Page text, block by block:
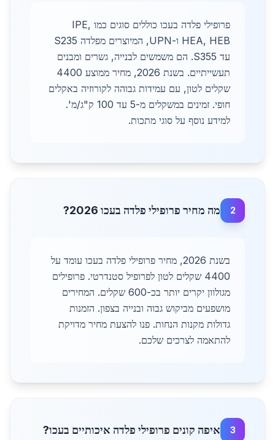
פרופילי פלדה בעכו כוללים סוגים כמו IPE,
HEA, HEB ו-UPN, המיוצרים מפלדה S235
עד S355. הם משמשים לבנייה, גשרים ומבנים
תעשייתיים. בשנת 2026, מחיר ממוצע 4400
שקלים לטון, עם עמידות גבוהה לקורוזיה באקלים
חופי. זמינים במשקלים מ-5 עד 100 ק"ג/מ'.
למידע נוסף על סוגי מתכות.
2 מה מחיר פרופילי פלדה בעכו 2026?
בשנת 2026, מחיר פרופילי פלדה בעכו עומד על
4400 שקלים לטון לפרופיל סטנדרטי. פרופילים
מגולוון יקרים יותר בכ-600 שקלים. המחירים
מושפעים מביקוש גבוה ובנייה בצפון. הזמנות
גדולות מקנות הנחות. פנו להצעת מחיר מדויקת
להתאמה לצרכים שלכם.
3 איפה קונים פרופילי פלדה איכותיים בעכו?